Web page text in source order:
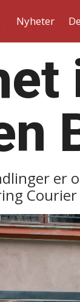
Nyheter
er